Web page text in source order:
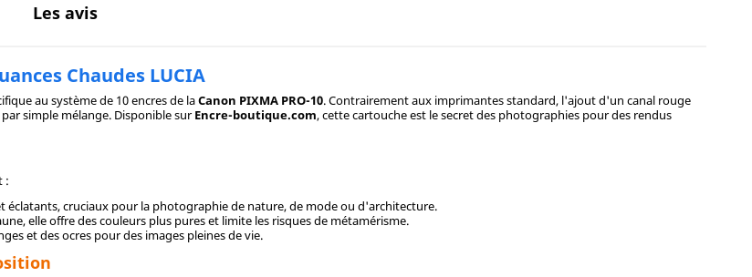
Les avis
Chaudes LUCIA
au système de 10 encres de laCanon PIXMA PRO-10. Contrairement aux imprimantes standard, l'ajout d'un canal rouge
simple mélange. Disponible surEncre-boutique.com, cette cartouche est le secret des photographies pour des rendus
:
éclatants, cruciaux pour la photographie de nature, de mode ou d'architecture.
elle offre des couleurs plus pures et limite les risques de métamérisme.
et des ocres pour des images pleines de vie.